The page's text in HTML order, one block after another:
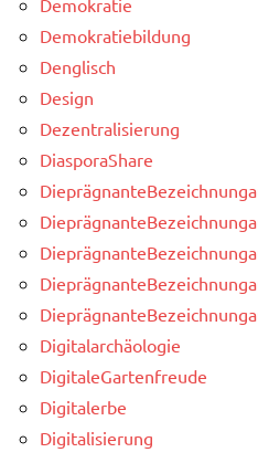
Demokratiebildung
Denglisch
Design
Dezentralisierung
DiasporaShare
Digitalarchäologie
DigitaleGartenfreude
Digitalerbe
Digitalisierung